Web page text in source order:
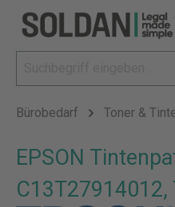
Bürobedarf Toner &
EPSON
C13T27914012,